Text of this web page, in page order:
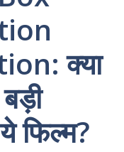
क्या
फिल्म?